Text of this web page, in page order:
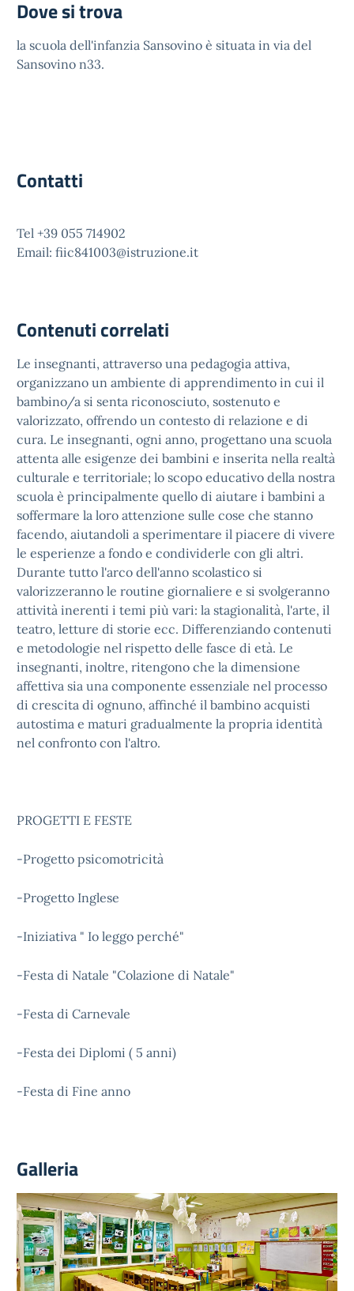
Dove si trova
la scuola dell'infanzia Sansovino è situata in via del
Sansovino n33.
Contatti
Tel +39 055 714902
Email: fiic841003@istruzione.it
Contenuti correlati
Le insegnanti, attraverso una pedagogia attiva,
organizzano un ambiente di apprendimento in cui il
bambino/a si senta riconosciuto, sostenuto e
valorizzato, offrendo un contesto di relazione e di
cura. Le insegnanti, ogni anno, progettano una scuola
attenta alle esigenze dei bambini e inserita nella realtà
culturale e territoriale; lo scopo educativo della nostra
scuola è principalmente quello di aiutare i bambini a
soffermare la loro attenzione sulle cose che stanno
facendo, aiutandoli a sperimentare il piacere di vivere
le esperienze a fondo e condividerle con gli altri.
Durante tutto l'arco dell'anno scolastico si
valorizzeranno le routine giornaliere e si svolgeranno
attività inerenti i temi più vari: la stagionalità, l'arte, il
teatro, letture di storie ecc. Differenziando contenuti
e metodologie nel rispetto delle fasce di età. Le
insegnanti, inoltre, ritengono che la dimensione
affettiva sia una componente essenziale nel processo
di crescita di ognuno, affinché il bambino acquisti
autostima e maturi gradualmente la propria identità
nel confronto con l'altro.
PROGETTI E FESTE
-Progetto psicomotricità
-Progetto Inglese
-Iniziativa " Io leggo perché"
-Festa di Natale "Colazione di Natale"
-Festa di Carnevale
-Festa dei Diplomi ( 5 anni)
-Festa di Fine anno
Galleria